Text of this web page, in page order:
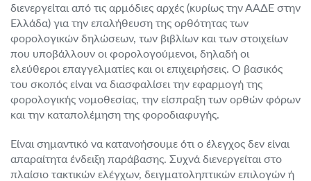
διενεργείται από τις αρμόδιες αρχές (κυρίως την ΑΑΔΕ στην
Ελλάδα) για την επαλήθευση της ορθότητας των
φορολογικών δηλώσεων, των βιβλίων και των στοιχείων
που υποβάλλουν οι φορολογούμενοι, δηλαδή οι
ελεύθεροι επαγγελματίες και οι επιχειρήσεις. Ο βασικός
του σκοπός είναι να διασφαλίσει την εφαρμογή της
φορολογικής νομοθεσίας, την είσπραξη των ορθών φόρων
και την καταπολέμηση της φοροδιαφυγής.
Είναι σημαντικό να κατανοήσουμε ότι ο έλεγχος δεν είναι
απαραίτητα ένδειξη παράβασης. Συχνά διενεργείται στο
πλαίσιο τακτικών ελέγχων, δειγματοληπτικών επιλογών ή